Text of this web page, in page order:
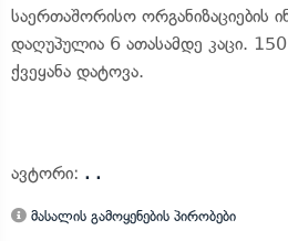
საერთაშორისო ორგანიზაციების
დაღუპულია 6 ათასამდე კაცი. 150
ქვეყანა დატოვა.
ავტორი: . .
მასალის გამოყენების პირობები